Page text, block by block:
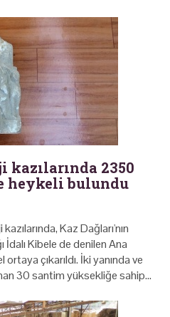
2350
heykeli bulundu
Kaz Dağları'nın
İdalı Kibele de denilen Ana
çıkarıldı. İki yanında ve
30 santim yüksekliğe sahip…